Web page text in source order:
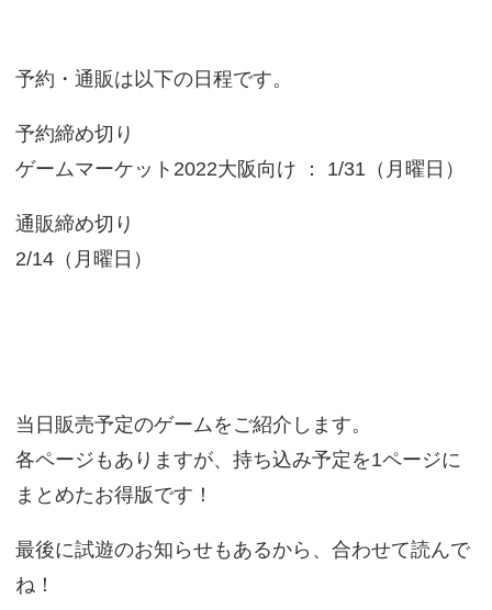
予約・通販は以下の日程です。
予約締め切り
ゲームマーケット2022大阪向け ： 1/31（月曜日）
通販締め切り
2/14（月曜日）
当日販売予定のゲームをご紹介します。
各ページもありますが、持ち込み予定を1ページに
まとめたお得版です！
最後に試遊のお知らせもあるから、合わせて読んで
ね！